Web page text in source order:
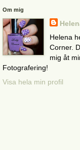
Om mig
Helena
Corner.
mig åt
Fotografering!
Visa hela min profil